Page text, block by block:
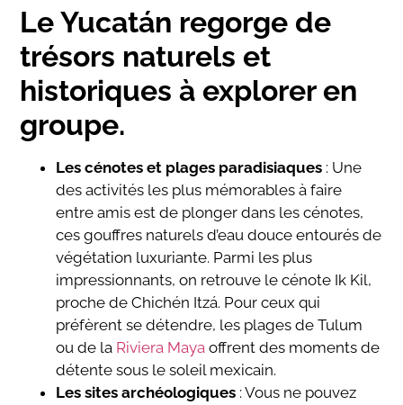
Le Yucatán regorge de
trésors naturels et
historiques à explorer en
groupe.
Les cénotes et plages paradisiaques : Une
des activités les plus mémorables à faire
entre amis est de plonger dans les cénotes,
ces gouffres naturels d’eau douce entourés de
végétation luxuriante. Parmi les plus
impressionnants, on retrouve le cénote Ik Kil,
proche de Chichén Itzá. Pour ceux qui
préfèrent se détendre, les plages de Tulum
ou de la Riviera Maya offrent des moments de
détente sous le soleil mexicain.
Les sites archéologiques : Vous ne pouvez